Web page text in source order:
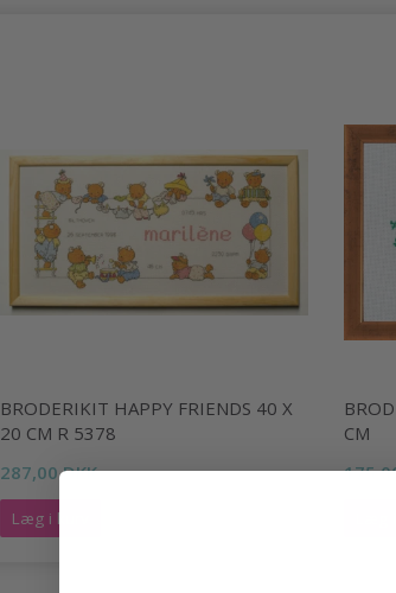
BRODERIKIT HAPPY FRIENDS 40 X
20 CM R 5378
287,00 DKK
Læg i kurv
CM